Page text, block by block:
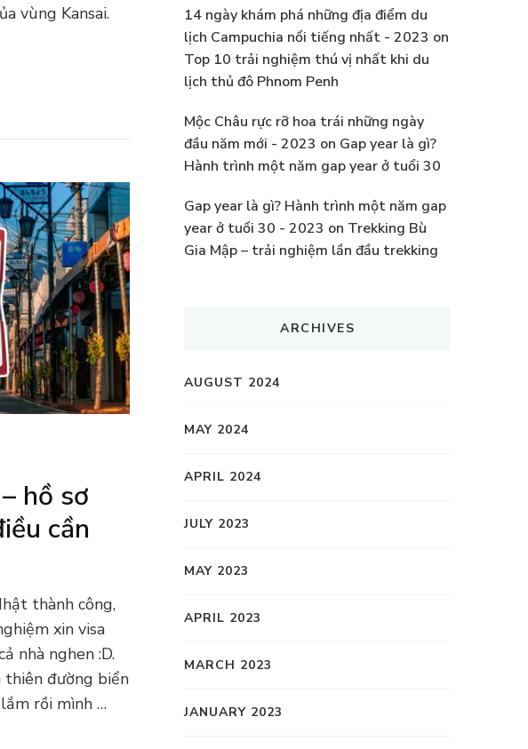
vùng Kansai.
hồ sơ
cần
thành công,
xin visa
nhà nghen :D.
đường biển
rồi mình …
14 ngày khám phá những địa điểm du
lịch Campuchia nổi tiếng nhất - 2023 on
Top 10 trải nghiệm thú vị nhất khi du
lịch thủ đô Phnom Penh
Mộc Châu rực rỡ hoa trái những ngày
đầu năm mới - 2023 on Gap year là gì?
Hành trình một năm gap year ở tuổi 30
Gap year là gì? Hành trình một năm gap
year ở tuổi 30 - 2023 on Trekking Bù
Gia Mập – trải nghiệm lần đầu trekking
ARCHIVES
AUGUST 2024
MAY 2024
APRIL 2024
JULY 2023
MAY 2023
APRIL 2023
MARCH 2023
JANUARY 2023